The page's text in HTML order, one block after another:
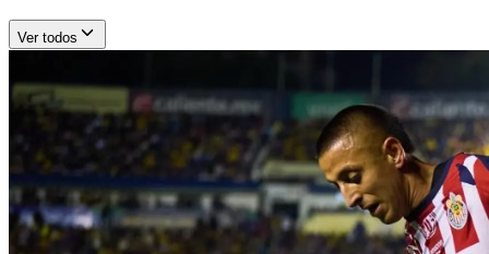
Ver todos